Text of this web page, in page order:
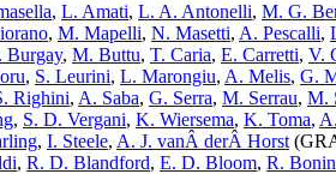
, L. Amati, L. A. Antonelli, M. G.
, M. Mapelli, N. Masetti, A. Pescalli,
Burgay, M. Buttu, T. Caria, E. Carretti, V.
, S. Leurini, L. Marongiu, A. Melis, G.
Righini, A. Saba, G. Serra, M. Serrau, M.
, S. D. Vergani, K. Wiersema, K. Toma,
, I. Steele, A. J. vanÂ derÂ Horst
, R. D. Blandford, E. D. Bloom, R.